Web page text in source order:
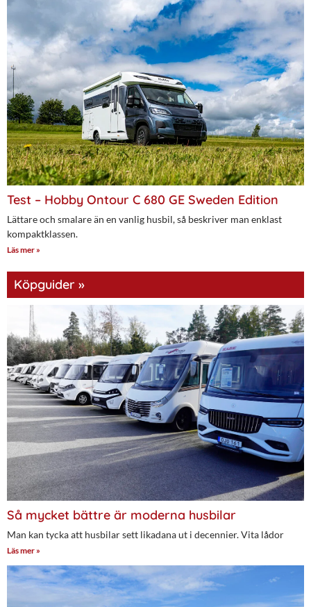
Test – Hobby Ontour C 680 GE Sweden Edition
Lättare och smalare än en vanlig husbil, så beskriver man enklast
kompaktklassen.
Läs mer »
Köpguider »
Så mycket bättre är moderna husbilar
Man kan tycka att husbilar sett likadana ut i decennier. Vita lådor
Läs mer »